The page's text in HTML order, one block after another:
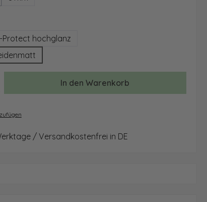
Option ist zurzeit nicht verfügbar.)
Protect hochglanz
den gewünschten Wert ein oder benutze die Schaltflächen
In den Warenkorb
/ Versandkostenfrei in DE